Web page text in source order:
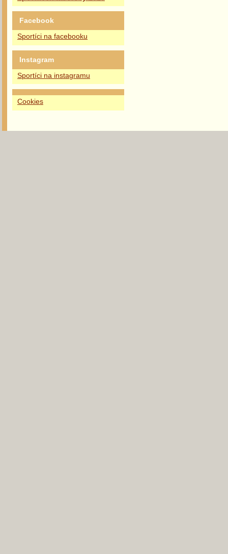
Facebook
Sportíci na facebooku
Instagram
Sportíci na instagramu
Cookies